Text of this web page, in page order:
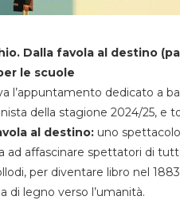
Dalla favola al destino
le scuole
l’appuntamento dedicato a
della stagione 2024/25, e
al destino:uno
ad affascinare spettatori di
per diventare libro nel
di legno verso l’umanità.